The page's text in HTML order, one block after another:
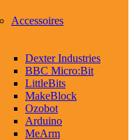
Accessoires
Dexter Industries
BBC Micro:Bit
LittleBits
MakeBlock
Ozobot
Arduino
MeArm